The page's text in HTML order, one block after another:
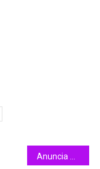
Anuncia Pinto programa de paneles solares